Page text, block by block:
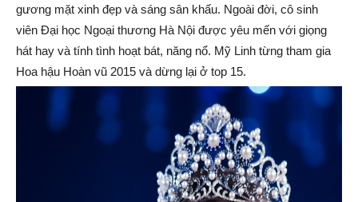
gương mặt xinh đẹp và sáng sân khấu. Ngoài đời, cô sinh
viên Đại học Ngoại thương Hà Nội được yêu mến với giọng
hát hay và tính tình hoạt bát, năng nổ. Mỹ Linh từng tham gia
Hoa hậu Hoàn vũ 2015 và dừng lại ở top 15.